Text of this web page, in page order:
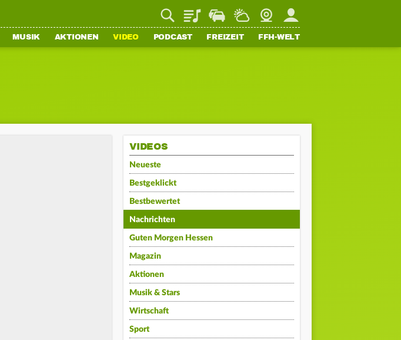
PlaylistStaupilotWetterWebcamMein FFH
MUSIK AKTIONEN VIDEO PODCAST FREIZEIT FFH-WELT
VIDEOS
Neueste
Bestgeklickt
Bestbewertet
Nachrichten
Guten Morgen Hessen
Magazin
Aktionen
Musik & Stars
Wirtschaft
Sport